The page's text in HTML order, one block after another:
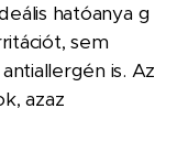
hatóanya g
sem
is. Az
azaz